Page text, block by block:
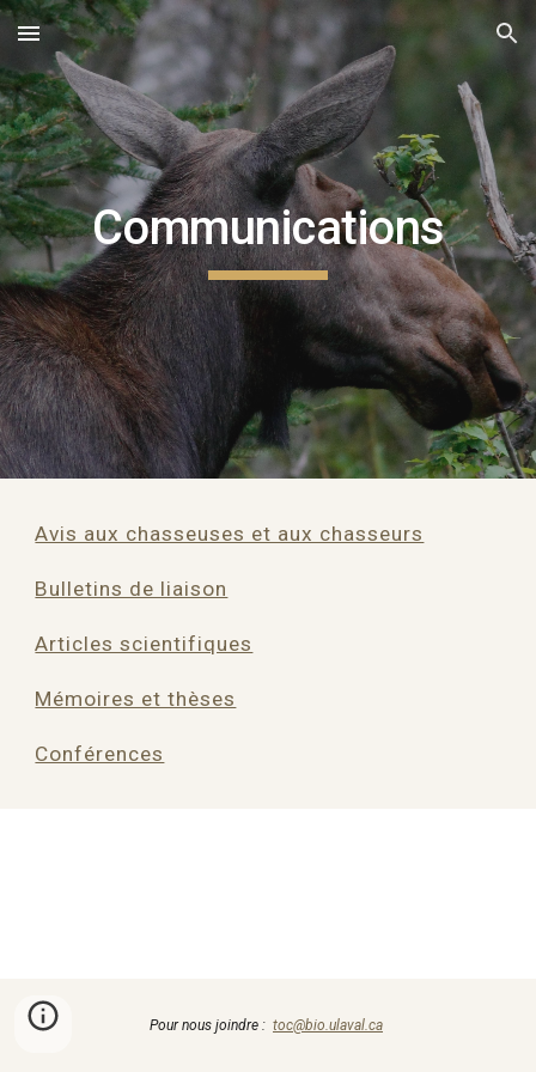
Skip to main content Skip to navigation
Communications
Avis aux chasseuses et aux chasseurs
Bulletins de liaison
Articles scientifiques
Mémoires et thèses
Conférences
Pour nous joindre : toc@bio.ulaval.ca